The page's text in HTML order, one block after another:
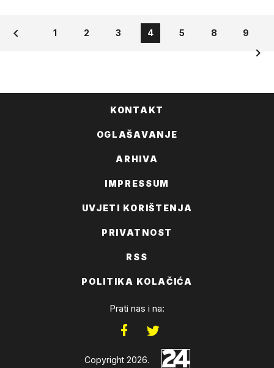
1 2 3 4 5 8 9
KONTAKT
OGLAŠAVANJE
ARHIVA
IMPRESSUM
UVJETI KORIŠTENJA
PRIVATNOST
RSS
POLITIKA KOLAČIĆA
Prati nas i na:
Copyright 2026.